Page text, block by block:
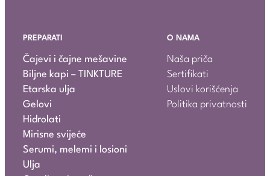
PREPARATI
Čajevi i čajne mešavine
Biljne kapi – TINKTURE
Etarska ulja
Gelovi
Hidrolati
Mirisne svijeće
Serumi, melemi i losioni
Ulja
O NAMA
Naša priča
Sertifikati
Uslovi korišćenja
Politika privatnosti